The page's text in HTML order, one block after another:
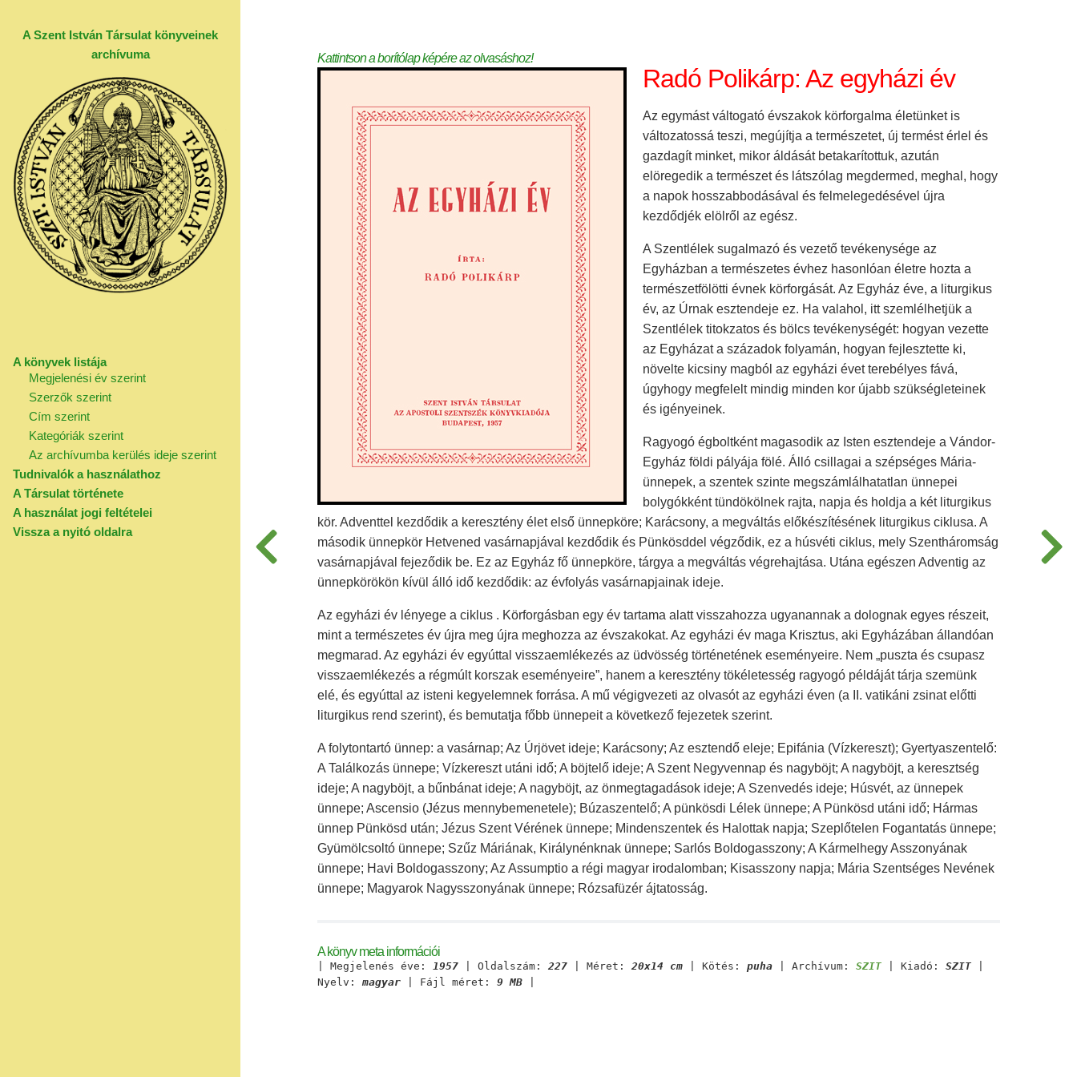
A Szent István Társulat könyveinek
archívuma
A könyvek listája
Megjelenési év szerint
Szerzők szerint
Cím szerint
Kategóriák szerint
Az archívumba kerülés ideje szerint
Tudnivalók a használathoz
A Társulat története
A használat jogi feltételei
Vissza a nyitó oldalra
Kattintson a borítólap képére az olvasáshoz!
Radó Polikárp: Az egyházi év
Az egymást váltogató évszakok körforgalma életünket is
változatossá teszi, megújítja a természetet, új termést érlel és
gazdagít minket, mikor áldását betakarítottuk, azután
elöregedik a természet és látszólag megdermed, meghal, hogy
a napok hosszabbodásával és felmelegedésével újra
kezdődjék elölről az egész.
A Szentlélek sugalmazó és vezető tevékenysége az
Egyházban a természetes évhez hasonlóan életre hozta a
természetfölötti évnek körforgását. Az Egyház éve, a liturgikus
év, az Úrnak esztendeje ez. Ha valahol, itt szemlélhetjük a
Szentlélek titokzatos és bölcs tevékenységét: hogyan vezette
az Egyházat a századok folyamán, hogyan fejlesztette ki,
növelte kicsiny magból az egyházi évet terebélyes fává,
úgyhogy megfelelt mindig minden kor újabb szükségleteinek
és igényeinek.
Ragyogó égboltként magasodik az Isten esztendeje a Vándor-
Egyház földi pályája fölé. Álló csillagai a szépséges Mária-
ünnepek, a szentek szinte megszámlálhatatlan ünnepei
bolygókként tündökölnek rajta, napja és holdja a két liturgikus
kör. Adventtel kezdődik a keresztény élet első ünnepköre; Karácsony, a megváltás előkészítésének liturgikus ciklusa. A
második ünnepkör Hetvened vasárnapjával kezdődik és Pünkösddel végződik, ez a húsvéti ciklus, mely Szentháromság
vasárnapjával fejeződik be. Ez az Egyház fő ünnepköre, tárgya a megváltás végrehajtása. Utána egészen Adventig az
ünnepkörökön kívül álló idő kezdődik: az évfolyás vasárnapjainak ideje.
Az egyházi év lényege a ciklus . Körforgásban egy év tartama alatt visszahozza ugyanannak a dolognak egyes részeit,
mint a természetes év újra meg újra meghozza az évszakokat. Az egyházi év maga Krisztus, aki Egyházában állandóan
megmarad. Az egyházi év egyúttal visszaemlékezés az üdvösség történetének eseményeire. Nem „puszta és csupasz
visszaemlékezés a régmúlt korszak eseményeire”, hanem a keresztény tökéletesség ragyogó példáját tárja szemünk
elé, és egyúttal az isteni kegyelemnek forrása. A mű végigvezeti az olvasót az egyházi éven (a II. vatikáni zsinat előtti
liturgikus rend szerint), és bemutatja főbb ünnepeit a következő fejezetek szerint.
A folytontartó ünnep: a vasárnap; Az Úrjövet ideje; Karácsony; Az esztendő eleje; Epifánia (Vízkereszt); Gyertyaszentelő:
A Találkozás ünnepe; Vízkereszt utáni idő; A böjtelő ideje; A Szent Negyvennap és nagyböjt; A nagyböjt, a keresztség
ideje; A nagyböjt, a bűnbánat ideje; A nagyböjt, az önmegtagadások ideje; A Szenvedés ideje; Húsvét, az ünnepek
ünnepe; Ascensio (Jézus mennybemenetele); Búzaszentelő; A pünkösdi Lélek ünnepe; A Pünkösd utáni idő; Hármas
ünnep Pünkösd után; Jézus Szent Vérének ünnepe; Mindenszentek és Halottak napja; Szeplőtelen Fogantatás ünnepe;
Gyümölcsoltó ünnepe; Szűz Máriának, Királynénknak ünnepe; Sarlós Boldogasszony; A Kármelhegy Asszonyának
ünnepe; Havi Boldogasszony; Az Assumptio a régi magyar irodalomban; Kisasszony napja; Mária Szentséges Nevének
ünnepe; Magyarok Nagysszonyának ünnepe; Rózsafüzér ájtatosság.
A könyv meta információi
| Megjelenés éve: 1957 | Oldalszám: 227 | Méret: 20x14 cm | Kötés: puha | Archívum: SZIT | Kiadó: SZIT
Nyelv: magyar | Fájl méret: 9 MB